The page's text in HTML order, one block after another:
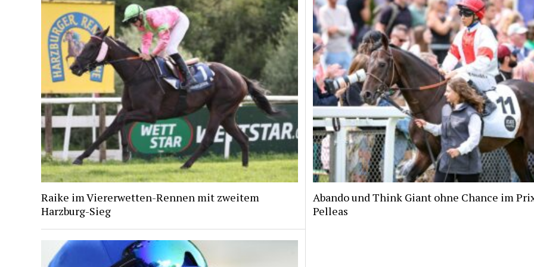
Raike im Viererwetten-Rennen mit zweitem
Harzburg-Sieg
Abando und Think Giant ohne Chance im
Pelleas